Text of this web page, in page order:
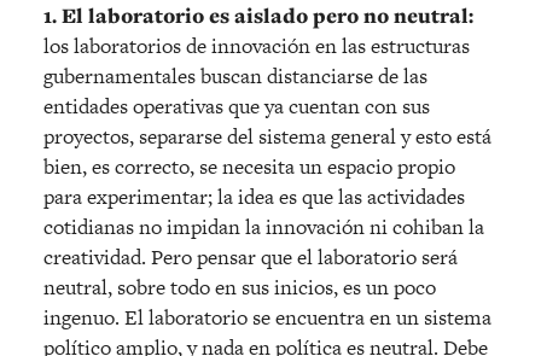
1. El laboratorio es aislado pero no neutral:
los laboratorios de innovación en las estructuras
gubernamentales buscan distanciarse de las
entidades operativas que ya cuentan con sus
proyectos, separarse del sistema general y esto está
bien, es correcto, se necesita un espacio propio
para experimentar; la idea es que las actividades
cotidianas no impidan la innovación ni cohiban la
creatividad. Pero pensar que el laboratorio será
neutral, sobre todo en sus inicios, es un poco
ingenuo. El laboratorio se encuentra en un sistema
político amplio, y nada en política es neutral. Debe